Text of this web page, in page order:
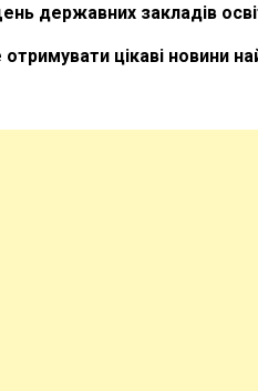
державних закладів
цікаві новини